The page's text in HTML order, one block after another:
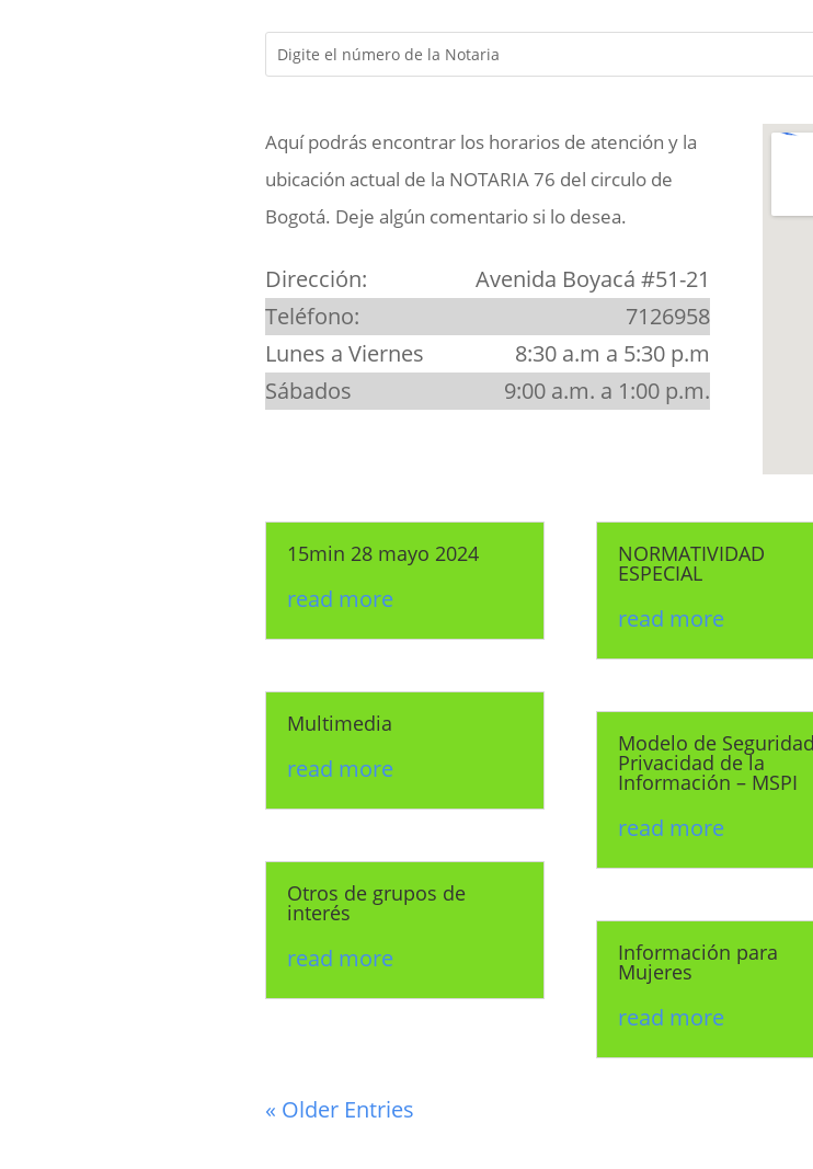
Aquí podrás encontrar los horarios de atención y la
ubicación actual de la NOTARIA 76 del circulo de
Bogotá. Deje algún comentario si lo desea.
Dirección:
Avenida Boyacá #51-21
Teléfono:
7126958
Lunes a Viernes
8:30 a.m a 5:30 p.m
Sábados
9:00 a.m. a 1:00 p.m.
15min 28 mayo 2024
read more
Multimedia
read more
Otros de grupos de
interés
read more
NORMATIVIDAD
ESPECIAL
read more
Modelo de
Privacidad de la
Información – MSPI
read more
Información para
Mujeres
read more
« Older Entries